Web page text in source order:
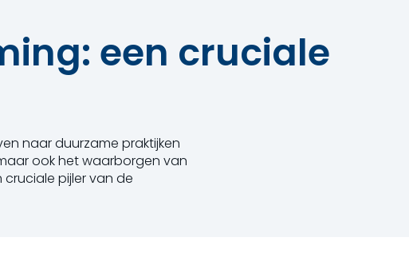
een cruciale
naar duurzame praktijken
ook het waarborgen van
pijler van de